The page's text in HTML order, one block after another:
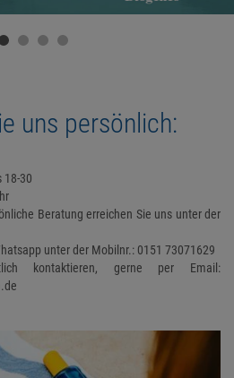
uns persönlich:
18-30
Beratung erreichen Sie uns unter der
unter der Mobilnr.: 0151 73071629
kontaktieren, gerne per Email: